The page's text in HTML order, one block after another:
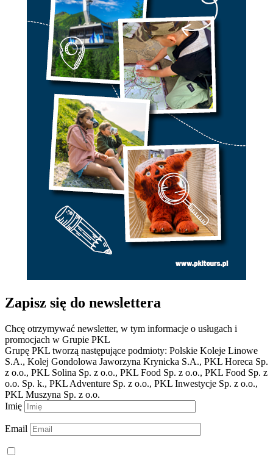
Zapisz się do newslettera
Chcę otrzymywać newsletter, w tym informacje o usługach i
promocjach w Grupie PKL
Grupę PKL tworzą następujące podmioty: Polskie Koleje Linowe
S.A., Kolej Gondolowa Jaworzyna Krynicka S.A., PKL Horeca Sp.
z o.o., PKL Solina Sp. z o.o., PKL Food Sp. z o.o., PKL Food Sp. z
o.o. Sp. k., PKL Adventure Sp. z o.o., PKL Inwestycje Sp. z o.o.,
PKL Muszyna Sp. z o.o.
Imię
Email